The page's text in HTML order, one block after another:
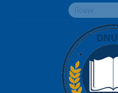
Search: